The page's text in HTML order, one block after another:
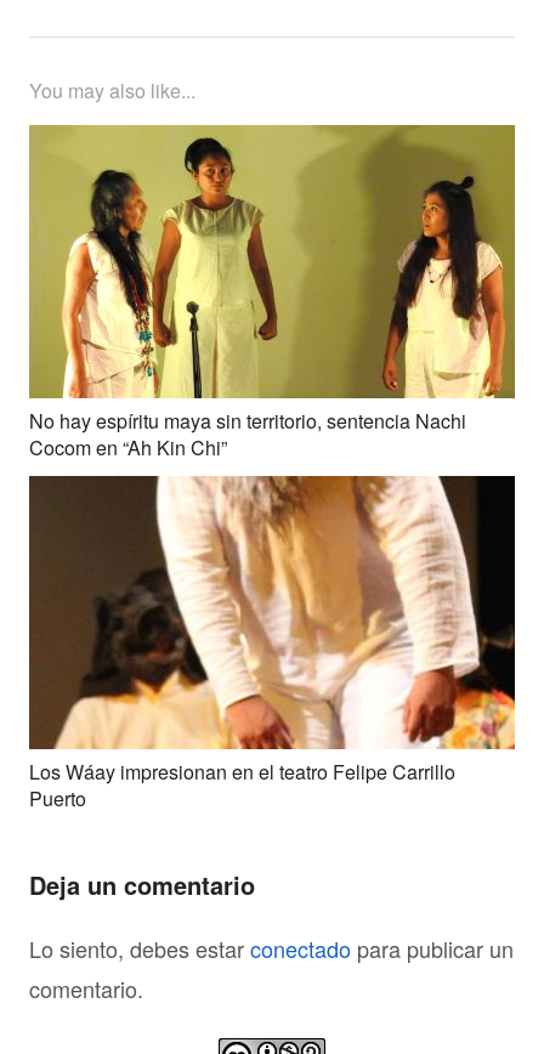
You may also like...
No hay espíritu maya sin territorio, sentencia Nachi
Cocom en “Ah Kin Chi”
Los Wáay impresionan en el teatro Felipe Carrillo
Puerto
Deja un comentario
Lo siento, debes estarconectado para publicar un
comentario.